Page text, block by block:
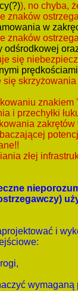
), no chyba,
znaków
w
znaków
odśrodkowej
się
prędkościami
znakiem
i przechyłki
złej
i
wymaganą